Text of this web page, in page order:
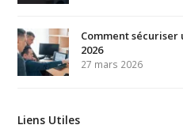
Comment
2026
27 mars 2026
Liens Utiles